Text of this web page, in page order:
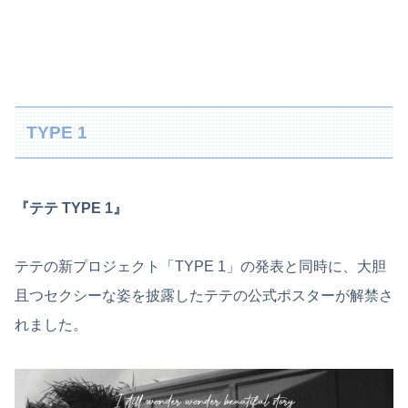
TYPE 1
『テテ TYPE 1』
テテの新プロジェクト「TYPE 1」の発表と同時に、大胆
且つセクシーな姿を披露したテテの公式ポスターが解禁さ
れました。